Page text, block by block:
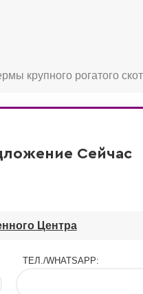
крупного рогатого
Сейчас
Центра
ТЕЛ./WHATSAPP: